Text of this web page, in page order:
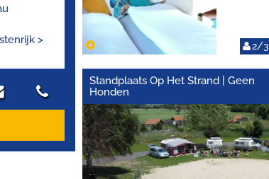
>
2/3
Standplaats Op Het Strand | Geen
Honden